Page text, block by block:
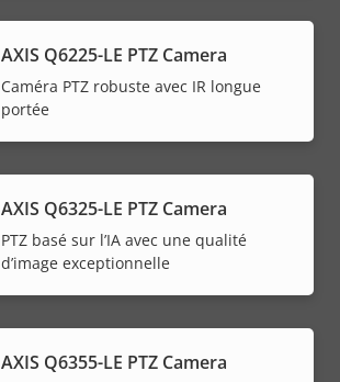
AXIS Q6225-LE PTZ Camera
Caméra PTZ robuste avec IR longue
portée
AXIS Q6325-LE PTZ Camera
PTZ basé sur l’IA avec une qualité
d’image exceptionnelle
AXIS Q6355-LE PTZ Camera